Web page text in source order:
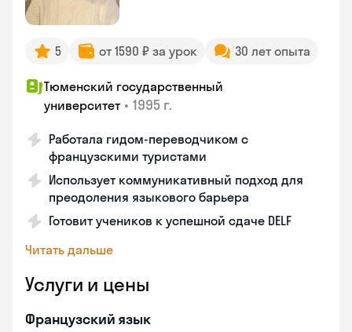
5 от 1590 ₽ за урок 30 лет опыта
Тюменский государственный
университет • 1995 г.
Работала гидом-переводчиком с
французскими туристами
Использует коммуникативный подход для
преодоления языкового барьера
Готовит учеников к успешной сдаче DELF
Читать дальше
Услуги и цены
Французский язык